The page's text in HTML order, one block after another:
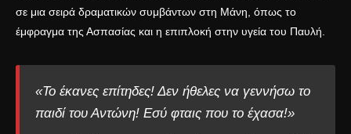
σε μια σειρά δραματικών συμβάντων στη Μάνη, όπως το
έμφραγμα της Ασπασίας και η επιπλοκή στην υγεία του Παυλή.
«Το έκανες επίτηδες! Δεν ήθελες να γεννήσω το
παιδί του Αντώνη! Εσύ φταις που το έχασα!»